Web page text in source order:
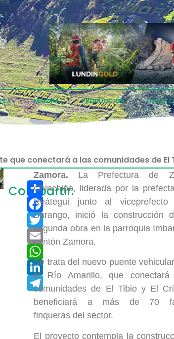
MINERÍA PRODUCCIÓN
que conectará a las comunidades de El
Compartir:
Compartir
Facebook
Twitter
Email
WhatsApp
LinkedIn
Telegram
Zamora. La Prefectura de
Chinchipe, liderada por la
Reátegui junto al viceprefecto
Sarango, inició la construcción
segunda obra en la parroquia
cantón Zamora.
Se trata del nuevo puente
el Río Amarillo, que
comunidades de El Tibio y El
beneficiará a más de 70
finqueras del sector.
El proyecto contempla la